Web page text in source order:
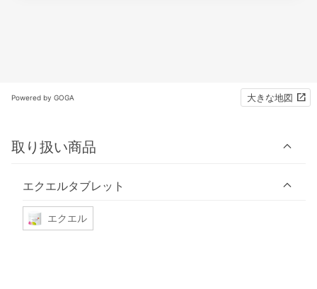
Powered by GOGA 大きな地図
取り扱い商品
エクエルタブレット
エクエル